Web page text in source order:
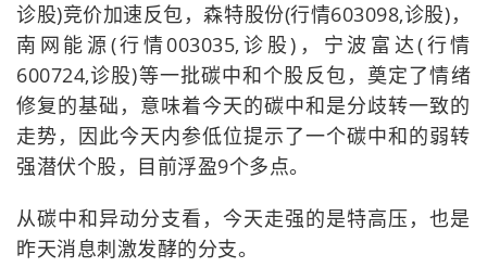
诊股)竞价加速反包，森特股份(行情603098,诊股)，
南网能源(行情003035,诊股)，宁波富达(行情
600724,诊股)等一批碳中和个股反包，奠定了情绪
修复的基础，意味着今天的碳中和是分歧转一致的
走势，因此今天内参低位提示了一个碳中和的弱转
强潜伏个股，目前浮盈9个多点。
从碳中和异动分支看，今天走强的是特高压，也是
昨天消息刺激发酵的分支。